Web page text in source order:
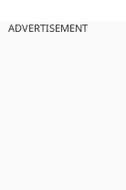
ADVERTISEMENT